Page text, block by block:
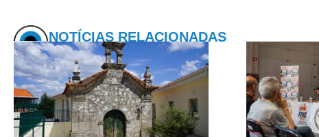
NOTÍCIAS RELACIONADAS